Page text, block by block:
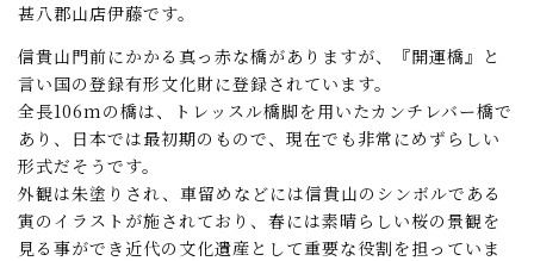
甚八郡山店伊藤です。
信貴山門前にかかる真っ赤な橋がありますが、『開運橋』と
言い国の登録有形文化財に登録されています。
全長106mの橋は、トレッスル橋脚を用いたカンチレバー橋で
あり、日本では最初期のもので、現在でも非常にめずらしい
形式だそうです。
外観は朱塗りされ、車留めなどには信貴山のシンボルである
寅のイラストが施されており、春には素晴らしい桜の景観を
見る事ができ近代の文化遺産として重要な役割を担っていま